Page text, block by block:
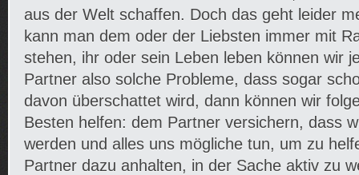
aus der Welt schaffen. Doch das geht leider
kann man dem oder der Liebsten immer mit
stehen, ihr oder sein Leben leben können wir
Partner also solche Probleme, dass sogar
davon überschattet wird, dann können wir
Besten helfen: dem Partner versichern, dass
werden und alles uns mögliche tun, um zu
Partner dazu anhalten, in der Sache aktiv zu